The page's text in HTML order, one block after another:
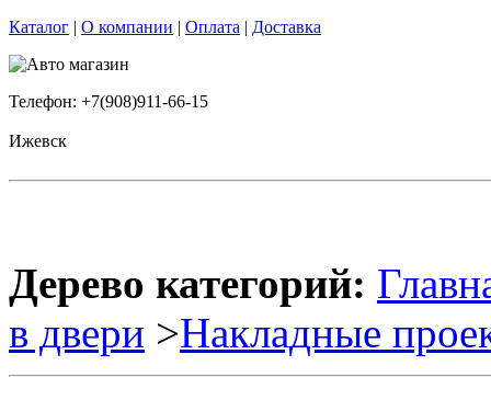
Каталог | О компании | Оплата | Доставка
Телефон: +7(908)911-66-15
Ижевск
Дерево категорий:
в двери >Накладные